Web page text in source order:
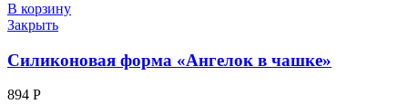
В корзину
Закрыть
Силиконовая форма «Ангелок в чашке»
894 Р